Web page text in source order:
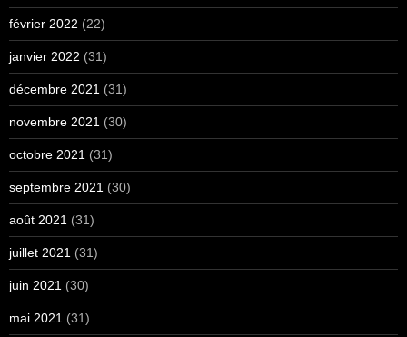
février 2022 (22)
janvier 2022 (31)
décembre 2021 (31)
novembre 2021 (30)
octobre 2021 (31)
septembre 2021 (30)
août 2021 (31)
juillet 2021 (31)
juin 2021 (30)
mai 2021 (31)